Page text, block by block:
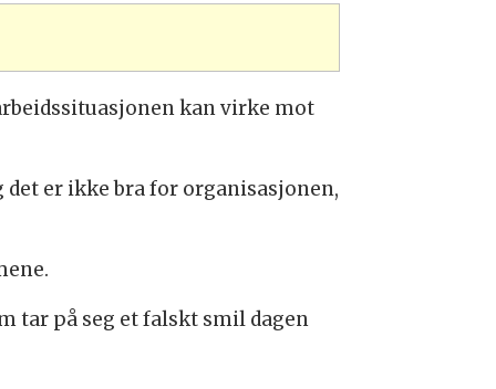
kan virke mot
er ikke bra for organisasjonen,
tar på seg et falskt smil dagen